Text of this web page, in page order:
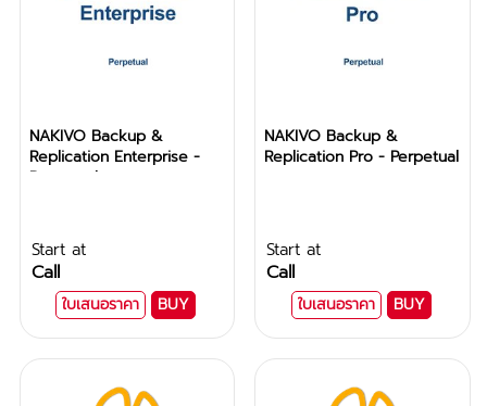
NAKIVO Backup &
Replication Enterprise -
Perpetual
Start at
Call
ใบเสนอราคา BUY
NAKIVO Backup &
Replication Pro - Perpetual
Start at
Call
ใบเสนอราคา BUY